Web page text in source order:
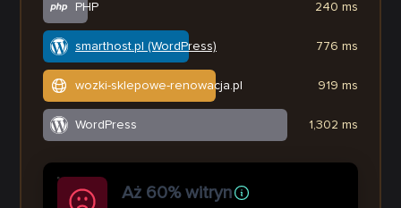
PHP
smarthost.pl (WordPress)
wozki-sklepowe-renowacja.pl
WordPress
240 ms
776 ms
919 ms
1,302 ms
Aż 60% witryn